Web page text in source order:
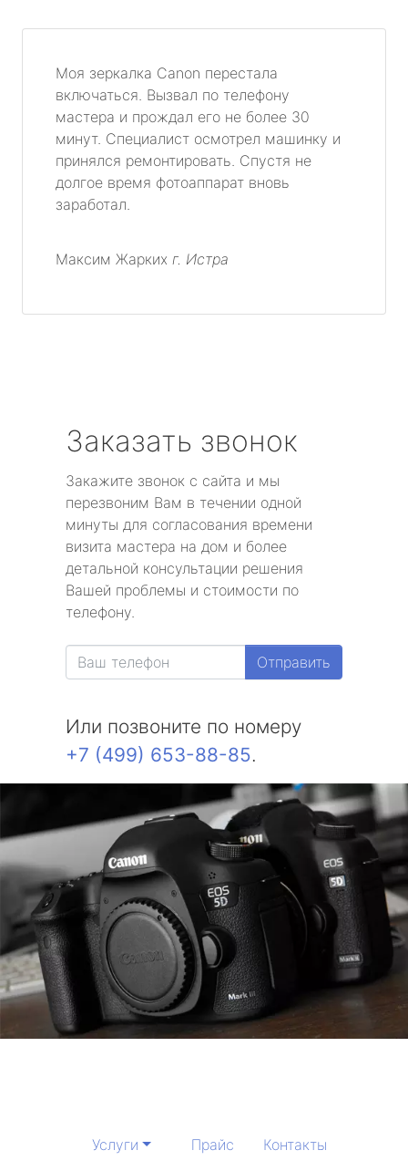
Моя зеркалка Canon перестала
включаться. Вызвал по телефону
мастера и прождал его не более 30
минут. Специалист осмотрел машинку и
принялся ремонтировать. Спустя не
долгое время фотоаппарат вновь
заработал.
Максим Жарких г. Истра
Заказать звонок
Закажите звонок с сайта и мы
перезвоним Вам в течении одной
минуты для согласования времени
визита мастера на дом и более
детальной консультации решения
Вашей проблемы и стоимости по
телефону.
Отправить
Или позвоните по номеру
+7 (499) 653-88-85.
Услуги Прайс Контакты